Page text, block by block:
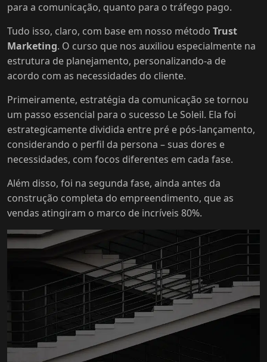
para a comunicação, quanto para o tráfego pago.
Tudo isso, claro, com base em nosso método Trust
Marketing. O curso que nos auxiliou especialmente na
estrutura de planejamento, personalizando-a de
acordo com as necessidades do cliente.
Primeiramente, estratégia da comunicação se tornou
um passo essencial para o sucesso Le Soleil. Ela foi
estrategicamente dividida entre pré e pós-lançamento,
considerando o perfil da persona – suas dores e
necessidades, com focos diferentes em cada fase.
Além disso, foi na segunda fase, ainda antes da
construção completa do empreendimento, que as
vendas atingiram o marco de incríveis 80%.